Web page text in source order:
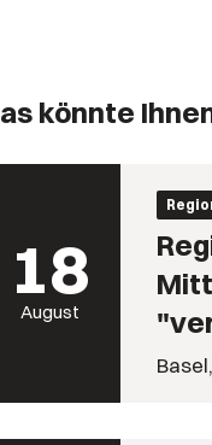
könnte
18
August